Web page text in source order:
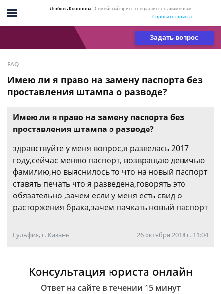
Любовь Кононова- Семейный юрист, специалист по алиментам
Спросить юриста
Задать вопрос
FAQ
Имею ли я право на замену паспорта без
проставления штампа о разводе?
Имею ли я право на замену паспорта без
проставления штампа о разводе?
здравствуйте у меня вопрос,я развелась 2017
году,сейчас меняю паспорт, возвращаю девичью
фамилию,но выяснилось то что на новый паспорт
ставять печать что я разведена,говорять это
обязательно ,зачем если у меня есть свид о
расторжения брака,зачем пачкать новый паспорт
Гульфия, г. Казань 26 октября 2018 г. 11:04
Консультация юриста онлайн
Ответ на сайте в течении 15 минут